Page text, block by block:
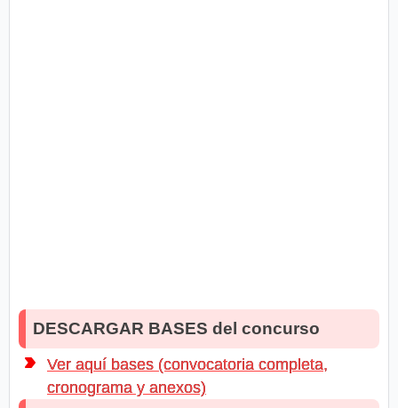
DESCARGAR BASES del concurso
Ver aquí bases (convocatoria completa,
cronograma y anexos)